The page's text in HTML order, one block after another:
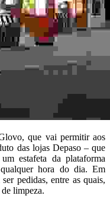
que vai permitir aos
das lojas Depaso – que
estafeta da plataforma
hora do dia. Em
pedidas, entre as quais,
limpeza.